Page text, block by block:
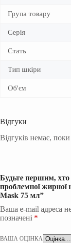
Група товару
Серія
Стать
Тип шкіри
Об'єм
Відгуки
Відгуків немає,
Будьте першим,
проблемної
Mask 75 мл”
Ваша e-mail адреса
позначені *
ВАША ОЦІНКА